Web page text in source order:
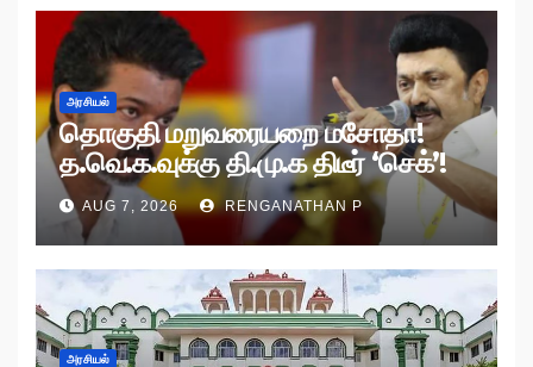
அரசியல்
தொகுதி மறுவரையறை மசோதா!
த.வெ.க.வுக்கு தி.மு.க திடீர் ‘செக்’!
AUG 7, 2026 RENGANATHAN P
அரசியல்